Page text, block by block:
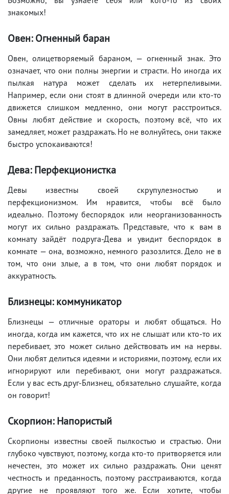
знакомых!
Овен: Огненный баран
Овен, олицетворяемый бараном, — огненный знак. Это
означает, что они полны энергии и страсти. Но иногда их
пылкая натура может сделать их нетерпеливыми.
Например, если они стоят в длинной очереди или кто-то
движется слишком медленно, они могут расстроиться.
Овны любят действие и скорость, поэтому всё, что их
замедляет, может раздражать. Но не волнуйтесь, они также
быстро успокаиваются!
Дева: Перфекционистка
Девы известны своей скрупулезностью и
перфекционизмом. Им нравится, чтобы всё было
идеально. Поэтому беспорядок или неорганизованность
могут их сильно раздражать. Представьте, что к вам в
комнату зайдёт подруга-Дева и увидит беспорядок в
комнате — она, возможно, немного разозлится. Дело не в
том, что они злые, а в том, что они любят порядок и
аккуратность.
Близнецы: коммуникатор
Близнецы — отличные ораторы и любят общаться. Но
иногда, когда им кажется, что их не слышат или кто-то их
перебивает, это может сильно действовать им на нервы.
Они любят делиться идеями и историями, поэтому, если их
игнорируют или перебивают, они могут раздражаться.
Если у вас есть друг-Близнец, обязательно слушайте, когда
он говорит!
Скорпион: Напористый
Скорпионы известны своей пылкостью и страстью. Они
глубоко чувствуют, поэтому, когда кто-то притворяется или
нечестен, это может их сильно раздражать. Они ценят
честность и преданность, поэтому расстраиваются, когда
другие не проявляют того же. Если хотите, чтобы